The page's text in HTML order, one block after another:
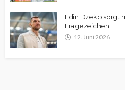
Edin Dzeko sorgt
Fragezeichen
12. Juni 2026